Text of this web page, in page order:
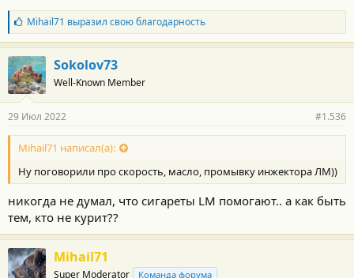
Б
л
а
г
о
д
а
н
о
с
и
:
Mihail71 выразил свою благодарность
Sokolov73
Well-Known Member
29 Июл 2022 #1.536
Mihail71 написал(а):
Ну поговорили про скорость, масло, промывку инжектора ЛМ))
никогда не думал, что сигареты LM помогают.. а как быть
тем, кто не курит??
Mihail71
Super Moderator Команда форума